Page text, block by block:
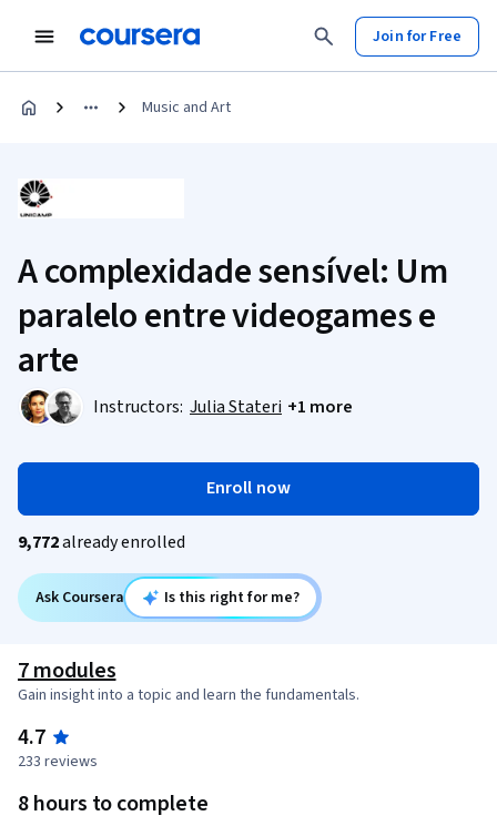
Join for Free
Music and Art
A complexidade sensível: Um
paralelo entre videogames e
arte
Instructors: Julia Stateri +1 more
Enroll now
9,772already enrolled
Ask Coursera Is this right for me?
7 modules
Gain insight into a topic and learn the fundamentals.
4.7
233 reviews
8 hours to complete